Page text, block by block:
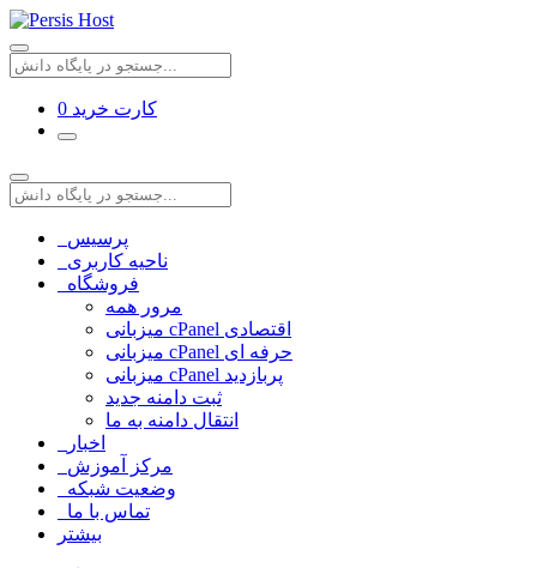
0 کارت خرید
پرسیس
ناحیه کاربری
فروشگاه
مرور همه
میزبانی cPanel اقتصادی
میزبانی cPanel حرفه ای
میزبانی cPanel پربازدید
ثبت دامنه جدید
انتقال دامنه به ما
اخبار
مرکز آموزش
وضعیت شبکه
تماس با ما
بیشتر